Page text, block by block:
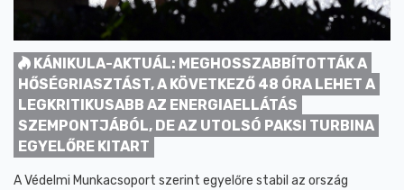
KÁNIKULA-AKTUÁL: MEGHOSSZABBÍTOTTÁK A
HŐSÉGRIASZTÁST, A KÖVETKEZŐ 48 ÓRA LEHET A
LEGKRITIKUSABB AZ ENERGIAELLÁTÁS
SZEMPONTJÁBÓL, DE AZ UTOLSÓ PAKSI TURBINA
EGYELŐRE KITART
A Védelmi Munkacsoport szerint egyelőre stabil az ország